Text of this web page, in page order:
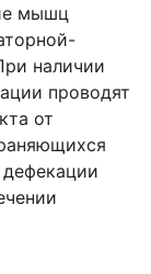
мышц
наличии
проводят
от